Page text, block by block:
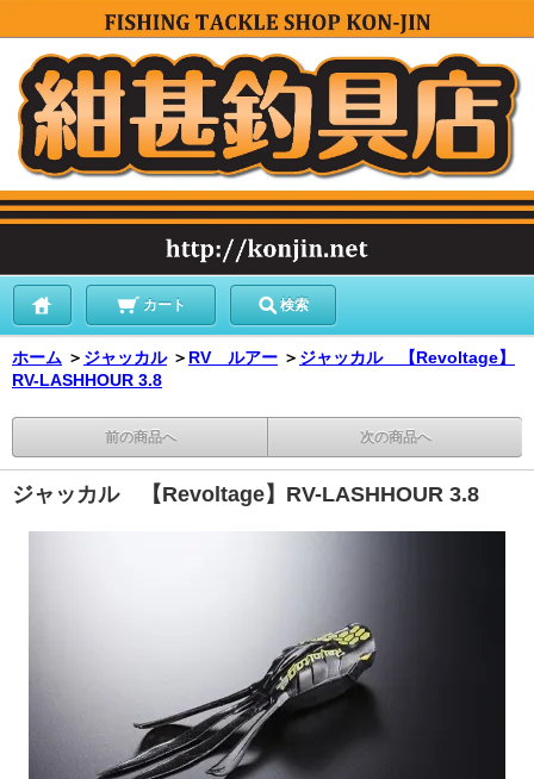
カート 検索
ホーム ＞ ジャッカル ＞ RV ルアー ＞ ジャッカル 【Revoltage】
RV-LASHHOUR 3.8
前の商品へ 次の商品へ
ジャッカル 【Revoltage】RV-LASHHOUR 3.8